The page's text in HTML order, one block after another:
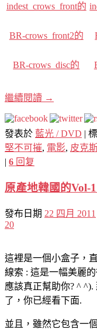
indest_crows_front的
BR-crows_front2的
BR-crows_disc的
繼續閱讀 →
發表於 藍光 / DVD |
堅不可摧, 電影, 皮克
| 6 回复
原產地韓國的Vol-
發布日期 22 四月 2011
20
這裡是一個小盒子，
線索 : 這是一幅美麗
應該真正幫助你? ^ ^).
了，你已經看下面.
並且，雖然它包含一個